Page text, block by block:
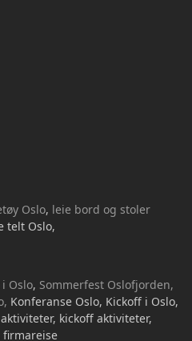
Oslo, leie bord og stoler
telt Oslo,
Oslo, Sommerfest Oslofjorden,
Konferanse Oslo, Kickoff i Oslo,
kickoff aktiviteter,